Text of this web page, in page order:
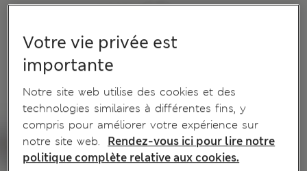
Votre vie privée est
importante
Notre site web utilise des cookies et des
technologies similaires à différentes fins, y
compris pour améliorer votre expérience sur
notre site web.
Rendez-vous ici pour lire notre
politique complète relative aux cookies.